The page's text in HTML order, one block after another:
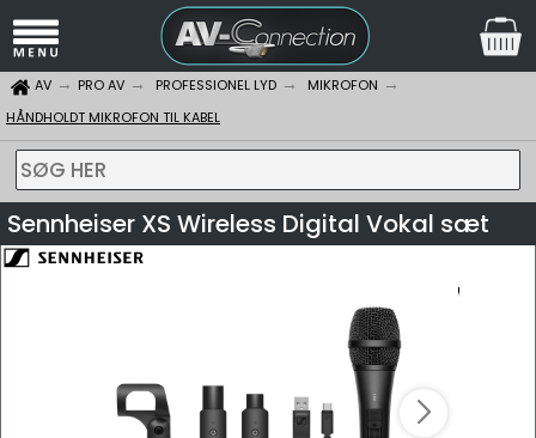
AV PRO AV PROFESSIONEL LYD
MIKROFON
HÅNDHOLDT MIKROFON TIL KABEL
SØG HER
Sennheiser XS Wireless Digital Vokal sæt